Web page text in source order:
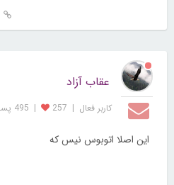
عقاب آزاد
کاربر فعال |
257
| 495 پست
این اصلا اتوبوس نیس که